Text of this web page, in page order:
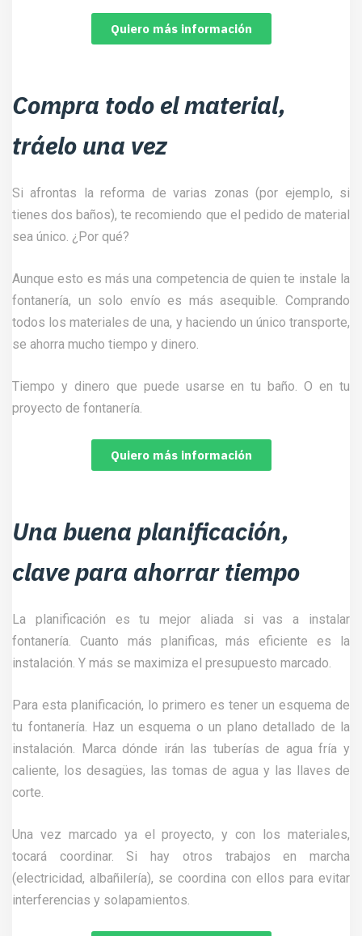
Quiero más información
Compra todo el material,
tráelo una vez
Si afrontas la reforma de varias zonas (por ejemplo, si
tienes dos baños), te recomiendo que el pedido de material
sea único. ¿Por qué?
Aunque esto es más una competencia de quien te instale la
fontanería, un solo envío es más asequible. Comprando
todos los materiales de una, y haciendo un único transporte,
se ahorra mucho tiempo y dinero.
Tiempo y dinero que puede usarse en tu baño. O en tu
proyecto de fontanería.
Quiero más información
Una buena planificación,
clave para ahorrar tiempo
La planificación es tu mejor aliada si vas a instalar
fontanería. Cuanto más planificas, más eficiente es la
instalación. Y más se maximiza el presupuesto marcado.
Para esta planificación, lo primero es tener un esquema de
tu fontanería. Haz un esquema o un plano detallado de la
instalación. Marca dónde irán las tuberías de agua fría y
caliente, los desagües, las tomas de agua y las llaves de
corte.
Una vez marcado ya el proyecto, y con los materiales,
tocará coordinar. Si hay otros trabajos en marcha
(electricidad, albañilería), se coordina con ellos para evitar
interferencias y solapamientos.